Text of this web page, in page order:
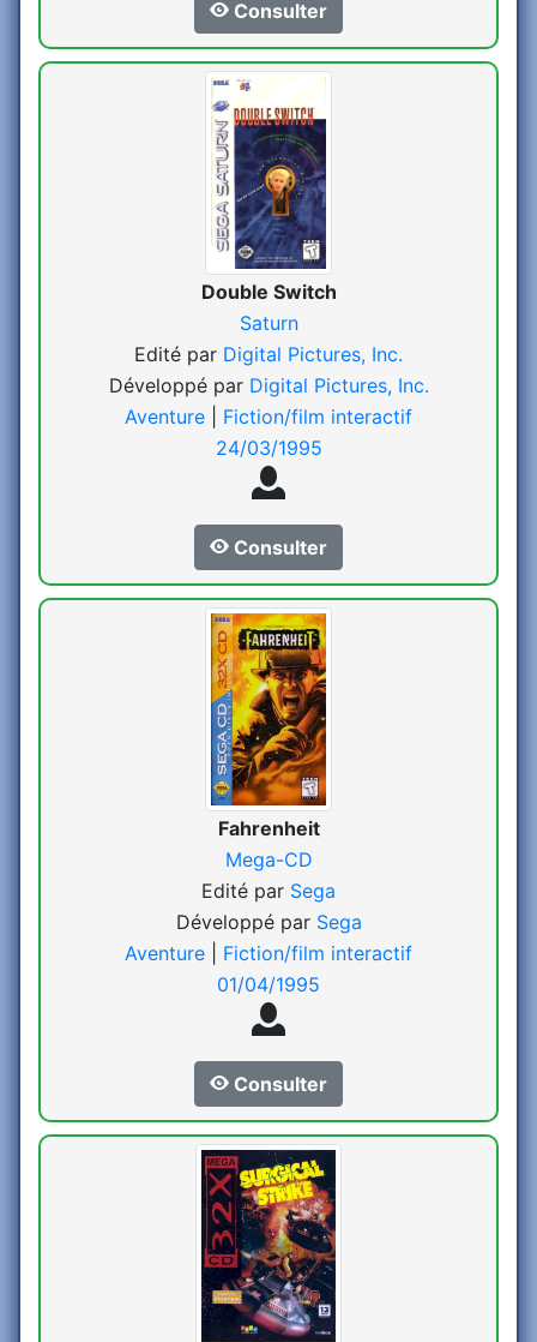
Consulter
Double Switch
Saturn
Edité par Digital Pictures, Inc.
Développé par Digital Pictures, Inc.
Aventure
Fiction/film interactif
24/03/1995
Consulter
Fahrenheit
Mega-CD
Edité par Sega
Développé par Sega
Aventure
Fiction/film interactif
01/04/1995
Consulter